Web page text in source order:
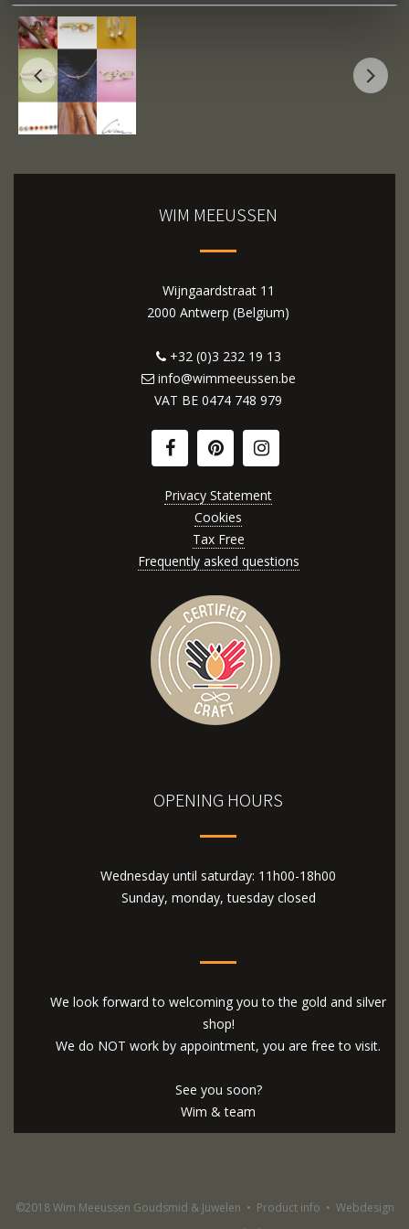
WIM MEEUSSEN
Wijngaardstraat 11
2000 Antwerp (Belgium)
+32 (0)3 232 19 13
info@wimmeeussen.be
VAT BE 0474 748 979
Privacy Statement
Cookies
Tax Free
Frequently asked questions
OPENING HOURS
Wednesday until saturday: 11h00-18h00
Sunday, monday, tuesday closed
We look forward to welcoming you to the gold and silver
shop!
We do NOT work by appointment, you are free to visit.
See you soon?
Wim & team
©2018 Wim Meeussen Goudsmid & Juwelen • Product info • Webdesign